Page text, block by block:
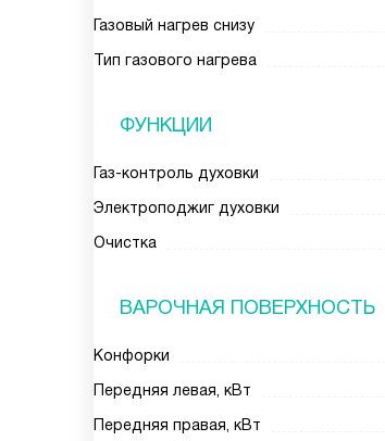
Газовый нагрев снизу
Тип газового нагрева
ФУНКЦИИ
Газ-контроль духовки
Электроподжиг духовки
Очистка
ВАРОЧНАЯ ПОВЕРХНОСТЬ
Конфорки
Передняя левая, кВт
Передняя правая, кВт